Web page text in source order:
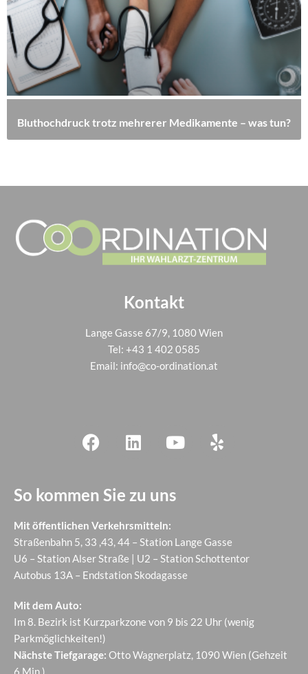
Bluthochdruck trotz mehrerer Medikamente – was tun?
Kontakt
Lange Gasse 67/9, 1080 Wien
Tel: +43 1 402 0585
Email: info@co-ordination.at
So kommen Sie zu uns
Mit öffentlichen Verkehrsmitteln:
Straßenbahn 5, 33 ,43, 44 – Station Lange Gasse
U6 – Station Alser Straße | U2 – Station Schottentor
Autobus 13A – Endstation Skodagasse
Mit dem Auto:
Im 8. Bezirk ist Kurzparkzone von 9 bis 22 Uhr (wenig
Parkmöglichkeiten!)
Nächste Tiefgarage: Otto Wagnerplatz, 1090 Wien (Gehzeit
6 Min.)